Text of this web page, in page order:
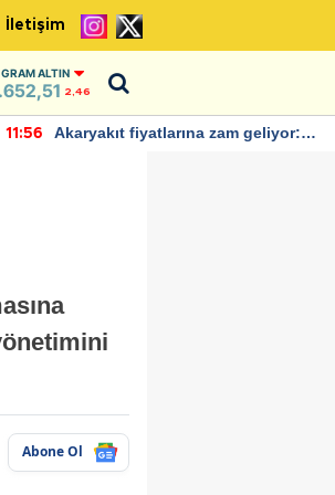
İletişim
GRAM ALTIN
2,46
11:56
Akaryakıt fiyatlarına zam geliyor:
Abone Ol